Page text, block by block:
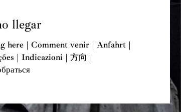
llegar
here | Comment venir | Anfahrt |
| Indicazioni | 方向 |